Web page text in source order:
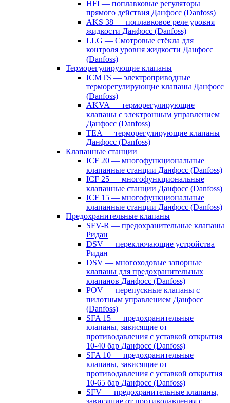
HFI — поплавковые регуляторы
прямого действия Данфосс (Danfoss)
AKS 38 — поплавковое реле уровня
жидкости Данфосс (Danfoss)
LLG — Смотровые стёкла для
контроля уровня жидкости Данфосс
(Danfoss)
Терморегулирующие клапаны
ICMTS — электроприводные
терморегулирующие клапаны Данфосс
(Danfoss)
AKVA — терморегулирующие
клапаны с электронным управлением
Данфосс (Danfoss)
TEA — терморегулирующие клапаны
Данфосс (Danfoss)
Клапанные станции
ICF 20 — многофункциональные
клапанные станции Данфосс (Danfoss)
ICF 25 — многофункциональные
клапанные станции Данфосс (Danfoss)
ICF 15 — многофункциональные
клапанные станции Данфосс (Danfoss)
Предохранительные клапаны
SFV-R — предохранительные клапаны
Ридан
DSV — переключающие устройства
Ридан
DSV — многоходовые запорные
клапаны для предохранительных
клапанов Данфосс (Danfoss)
POV — перепускные клапаны с
пилотным управлением Данфосс
(Danfoss)
SFA 15 — предохранительные
клапаны, зависящие от
противодавления с уставкой открытия
10-40 бар Данфосс (Danfoss)
SFA 10 — предохранительные
клапаны, зависящие от
противодавления с уставкой открытия
10-65 бар Данфосс (Danfoss)
SFV — предохранительные клапаны,
зависящие от противодавления с